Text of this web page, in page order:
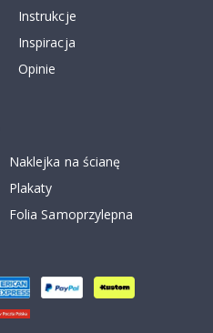
Instrukcje
Inspiracja
Opinie
Naklejka na ścianę
Plakaty
Folia Samoprzylepna